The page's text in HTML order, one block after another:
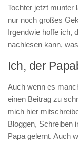
Tochter jetzt munter
nur noch großes
Irgendwie hoffe ich,
nachlesen kann,
Ich, der
Auch wenn es
einen Beitrag zu
mich hier
Bloggen, Schreiben
Papa gelernt. Auch